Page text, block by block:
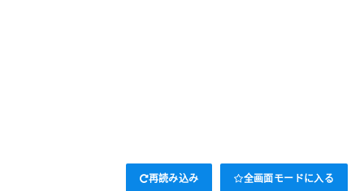
再読み込み 全画面モードに入る